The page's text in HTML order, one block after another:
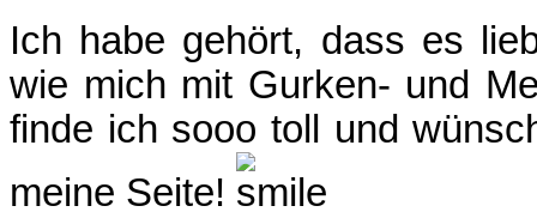
Ich habe gehört, dass es
wie mich mit Gurken- und
finde ich sooo toll und
meine Seite!